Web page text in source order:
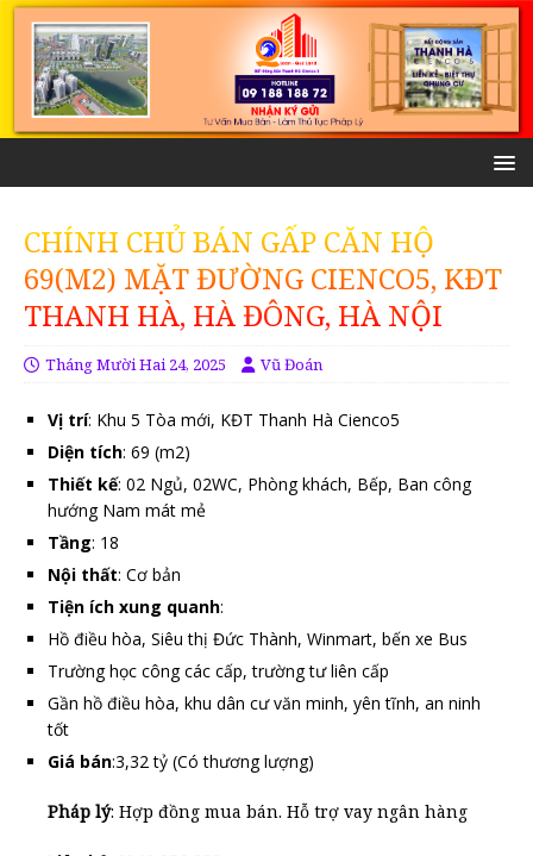
CHÍNH CHỦ BÁN GẤP CĂN HỘ
69(M2) MẶT ĐƯỜNG CIENCO5, KĐT
THANH HÀ, HÀ ĐÔNG, HÀ NỘI
Tháng Mười Hai 24, 2025 Vũ Đoán
Vị trí: Khu 5 Tòa mới, KĐT Thanh Hà Cienco5
Diện tích: 69 (m2)
Thiết kế: 02 Ngủ, 02WC, Phòng khách, Bếp, Ban công
hướng Nam mát mẻ
Tầng: 18
Nội thất: Cơ bản
Tiện ích xung quanh:
Hồ điều hòa, Siêu thị Đức Thành, Winmart, bến xe Bus
Trường học công các cấp, trường tư liên cấp
Gần hồ điều hòa, khu dân cư văn minh, yên tĩnh, an ninh
tốt
Giá bán:3,32 tỷ (Có thương lượng)
Pháp lý: Hợp đồng mua bán. Hỗ trợ vay ngân hàng